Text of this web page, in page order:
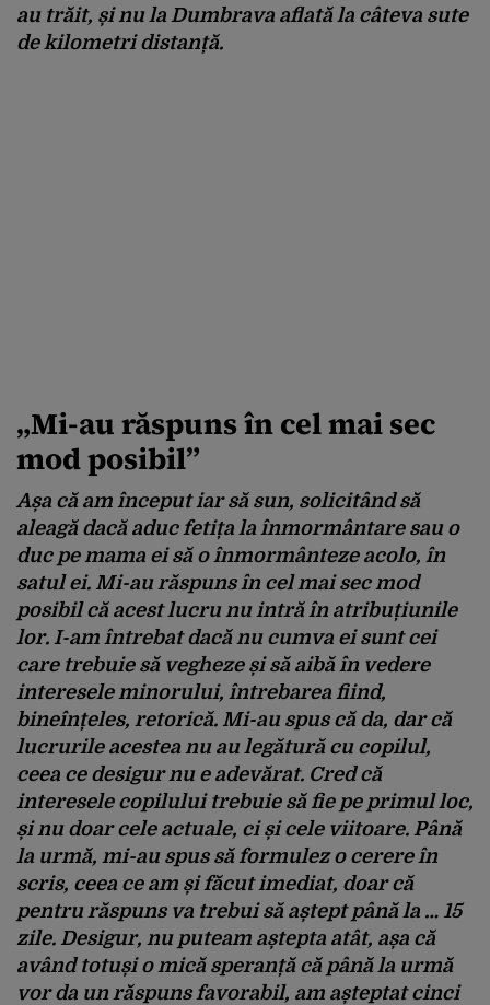
au trăit, și nu la Dumbrava aflată la câteva sute
de kilometri distanță.
„Mi-au răspuns în cel mai sec
mod posibil”
Așa că am început iar să sun, solicitând să
aleagă dacă aduc fetița la înmormântare sau o
duc pe mama ei să o înmormânteze acolo, în
satul ei. Mi-au răspuns în cel mai sec mod
posibil că acest lucru nu intră în atribuțiunile
lor. I-am întrebat dacă nu cumva ei sunt cei
care trebuie să vegheze și să aibă în vedere
interesele minorului, întrebarea fiind,
bineînțeles, retorică. Mi-au spus că da, dar că
lucrurile acestea nu au legătură cu copilul,
ceea ce desigur nu e adevărat. Cred că
interesele copilului trebuie să fie pe primul loc,
și nu doar cele actuale, ci și cele viitoare. Până
la urmă, mi-au spus să formulez o cerere în
scris, ceea ce am și făcut imediat, doar că
pentru răspuns va trebui să aștept până la … 15
zile. Desigur, nu puteam aștepta atât, așa că
având totuși o mică speranță că până la urmă
vor da un răspuns favorabil, am așteptat cinci